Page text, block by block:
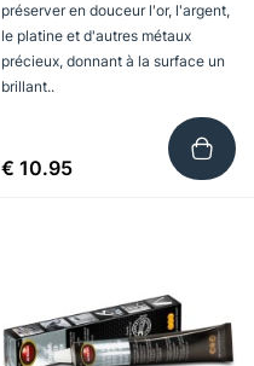
préserver en douceur l'or, l'argent,
le platine et d'autres métaux
précieux, donnant à la surface un
brillant..
€ 10.95